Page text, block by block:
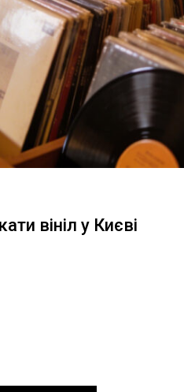
вініл у Києві